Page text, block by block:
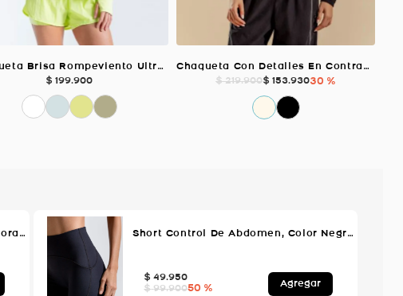
Chaqueta Brisa Rompeviento Ultra Liviana, Color VERDE LIMA Para Mujer
$ 199.900
Chaqueta Con Detalles En Contraste, Color NEGRO Para Mujer
$ 219.900$ 153.93030 %
Short Control De Abdomen, Color Coral Para Mujer Short Control De Abdomen, Color Negro Para Mujer
$ 49.950
$ 99.90050 % Agregar